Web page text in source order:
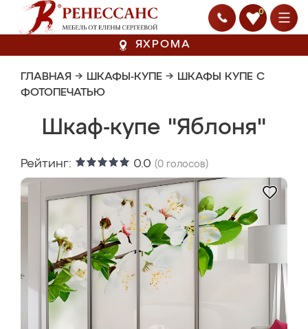
0
ЯХРОМА
ГЛАВНАЯ → ШКАФЫ-КУПЕ → ШКАФЫ КУПЕ С
ФОТОПЕЧАТЬЮ
Шкаф-купе "Яблоня"
Рейтинг: 0.0 (0 голосов)